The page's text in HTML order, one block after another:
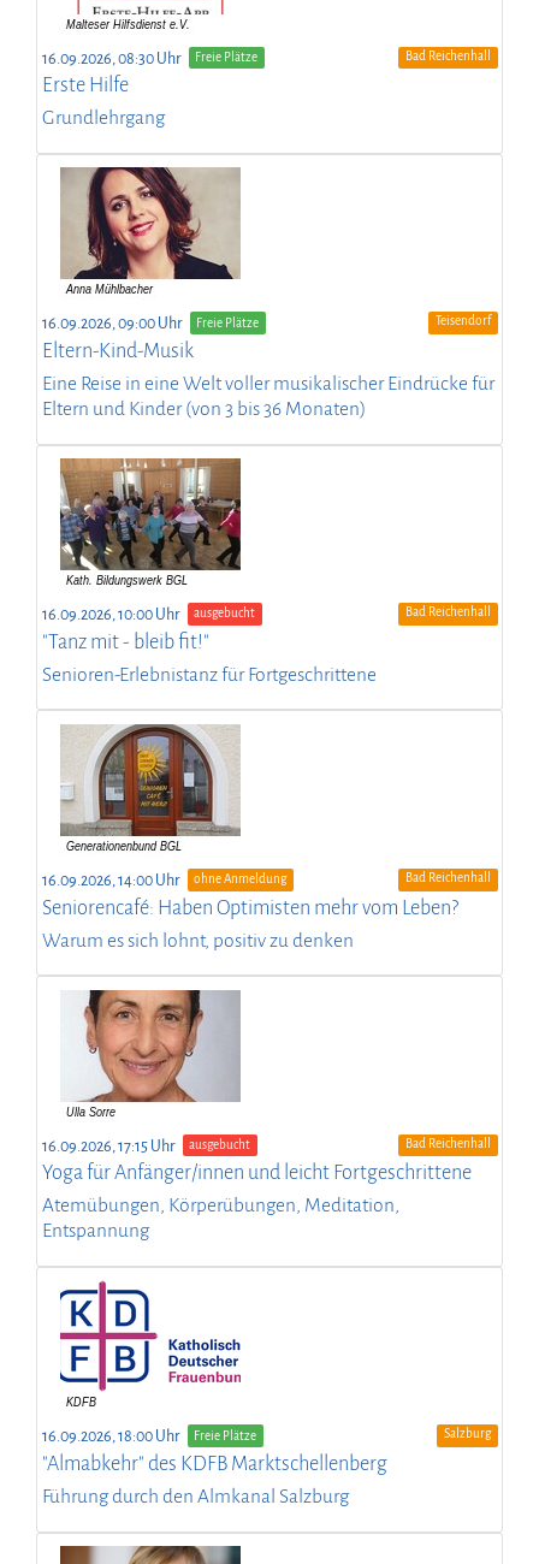
16.09.2026, 08:30 Uhr Freie Plätze Bad Reichenhall
Erste Hilfe
Grundlehrgang
16.09.2026, 09:00 Uhr Freie Plätze Teisendorf
Eltern-Kind-Musik
Eine Reise in eine Welt voller musikalischer Eindrücke für
Eltern und Kinder (von 3 bis 36 Monaten)
16.09.2026, 10:00 Uhr ausgebucht Bad Reichenhall
"Tanz mit - bleib fit!"
Senioren-Erlebnistanz für Fortgeschrittene
16.09.2026, 14:00 Uhr ohne Anmeldung Bad Reichenhall
Seniorencafé: Haben Optimisten mehr vom Leben?
Warum es sich lohnt, positiv zu denken
16.09.2026, 17:15 Uhr ausgebucht Bad Reichenhall
Yoga für Anfänger/innen und leicht Fortgeschrittene
Atemübungen, Körperübungen, Meditation,
Entspannung
16.09.2026, 18:00 Uhr Freie Plätze Salzburg
"Almabkehr" des KDFB Marktschellenberg
Führung durch den Almkanal Salzburg